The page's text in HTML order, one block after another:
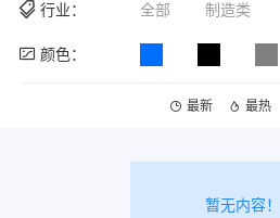
行业： 全部 制造类
颜色：
最新 最热
暂无内容！